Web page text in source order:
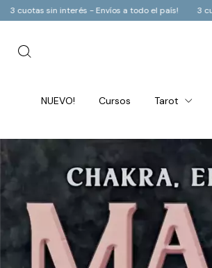
sin interés - Envíos a todo el país! 3 cuotas
NUEVO! Cursos Tarot